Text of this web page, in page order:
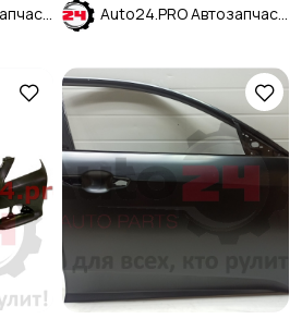
Auto24.PRO Автозапчасти Auto24.PRO Автозапчасти